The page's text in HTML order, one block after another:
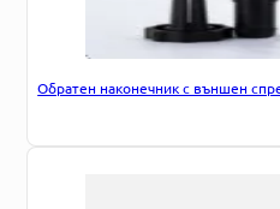
Обратен наконечник с външен